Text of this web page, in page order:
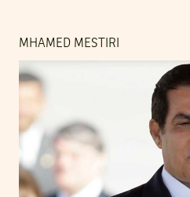
MHAMED MESTIRI